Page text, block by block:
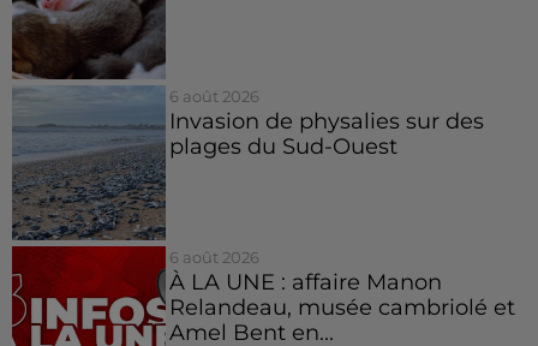
6 août 2026
Invasion de physalies sur des
plages du Sud-Ouest
6 août 2026
À LA UNE : affaire Manon
Relandeau, musée cambriolé et
Amel Bent en...